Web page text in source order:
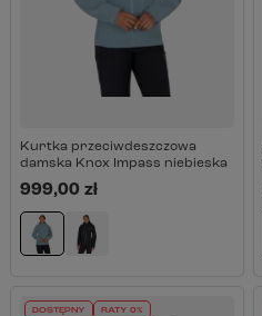
Kurtka przeciwdeszczowa
damska Knox Impass niebieska
999,00 zł
DOSTĘPNY RATY 0%